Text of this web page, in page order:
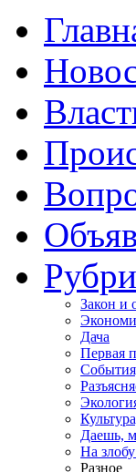
Закон и
Дача
Первая
Даешь,
На
Разное